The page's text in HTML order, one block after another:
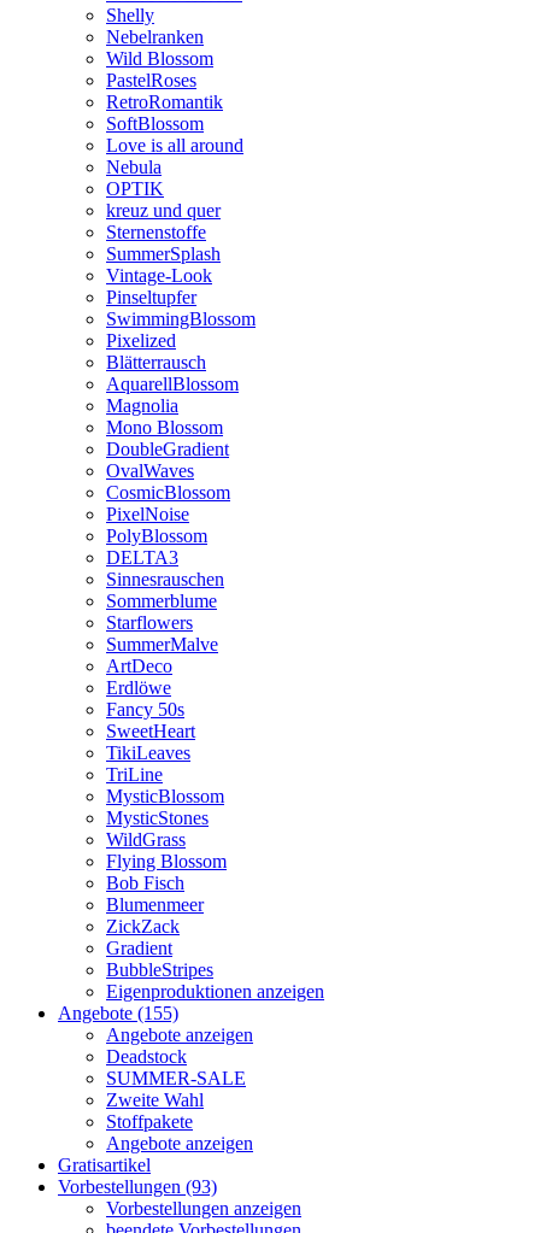
Shelly
Nebelranken
Wild Blossom
PastelRoses
RetroRomantik
SoftBlossom
Love is all around
Nebula
OPTIK
kreuz und quer
Sternenstoffe
SummerSplash
Vintage-Look
Pinseltupfer
SwimmingBlossom
Pixelized
Blätterrausch
AquarellBlossom
Magnolia
Mono Blossom
DoubleGradient
OvalWaves
CosmicBlossom
PixelNoise
PolyBlossom
DELTA3
Sinnesrauschen
Sommerblume
Starflowers
SummerMalve
ArtDeco
Erdlöwe
Fancy 50s
SweetHeart
TikiLeaves
TriLine
MysticBlossom
MysticStones
WildGrass
Flying Blossom
Bob Fisch
Blumenmeer
ZickZack
Gradient
BubbleStripes
Eigenproduktionen anzeigen
Angebote (155)
Angebote anzeigen
Deadstock
SUMMER-SALE
Zweite Wahl
Stoffpakete
Angebote anzeigen
Gratisartikel
Vorbestellungen (93)
Vorbestellungen anzeigen